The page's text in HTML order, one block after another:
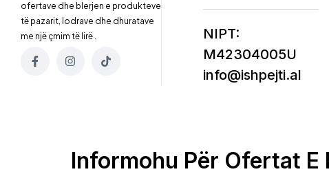
ofertave dhe blerjen e produkteve
të pazarit, lodrave dhe dhuratave
me një çmim të lirë .
NIPT:
M42304005U
info@ishpejti.al
Informohu Për Ofertat E